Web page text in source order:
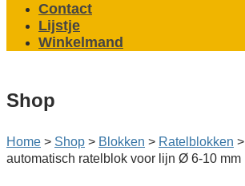
Contact
Lijstje
Winkelmand
Shop
Home > Shop > Blokken > Ratelblokken >
automatisch ratelblok voor lijn Ø 6-10 mm